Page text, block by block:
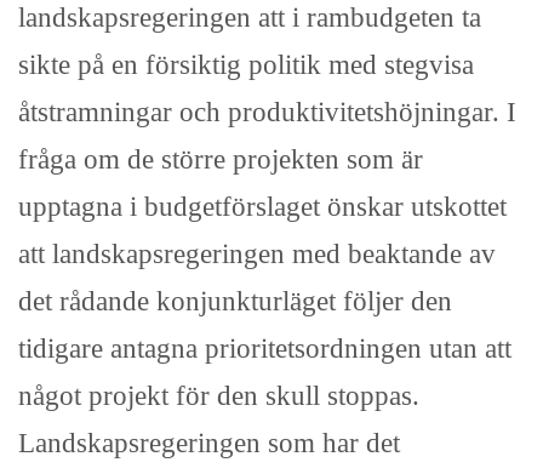
landskapsregeringen att i rambudgeten ta
sikte på en försiktig politik med stegvisa
åtstramningar och produktivitetshöjningar. I
fråga om de större projekten som är
upptagna i budgetförslaget önskar utskottet
att landskapsregeringen med beaktande av
det rådande konjunkturläget följer den
tidigare antagna prioritetsordningen utan att
något projekt för den skull stoppas.
Landskapsregeringen som har det